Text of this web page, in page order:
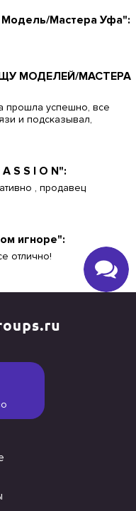
Мастера Уфа":
МОДЕЛЕЙ/МАСТЕРА
прошла успешно, все
и подсказывал,
S S I O N":
, продавец
игноре":
отлично!